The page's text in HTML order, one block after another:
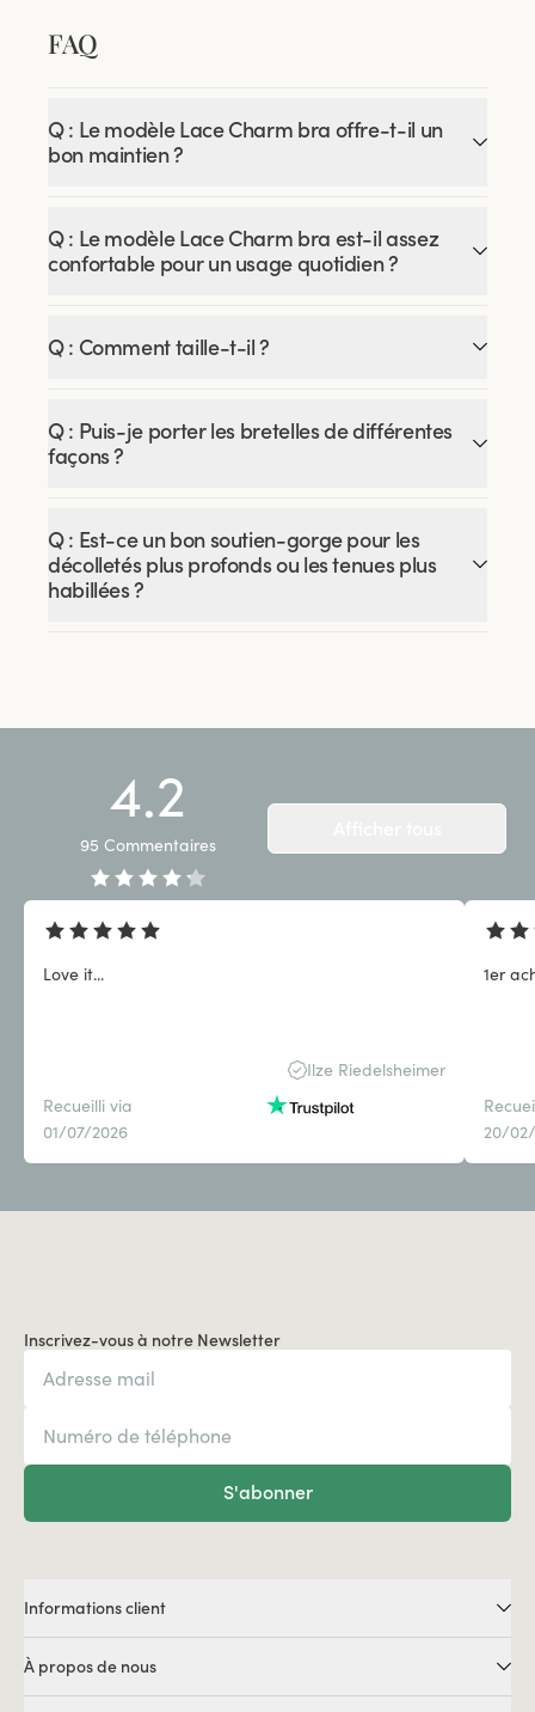
FAQ
Q : Le modèle Lace Charm bra offre-t-il un
bon maintien ?
Q : Le modèle Lace Charm bra est-il assez
confortable pour un usage quotidien ?
Q : Comment taille-t-il ?
Q : Puis-je porter les bretelles de différentes
façons ?
Q : Est-ce un bon soutien-gorge pour les
décolletés plus profonds ou les tenues plus
habillées ?
4.2
95 Commentaires
Love it...
Ilze Riedelsheimer
Recueilli via
01/07/2026
1er
20/
Inscrivez-vous à notre Newsletter
S'abonner
Informations client
À propos de nous